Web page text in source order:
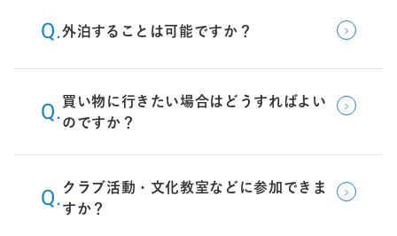
外泊することは可能ですか？
買い物に行きたい場合はどうすればよい
のですか？
クラブ活動・文化教室などに参加できま
すか？